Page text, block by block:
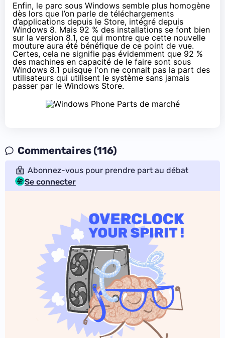
Enfin, le parc sous Windows semble plus homogène
dès lors que l’on parle de téléchargements
d’applications depuis le Store, intégré depuis
Windows 8. Mais 92 % des installations se font bien
sur la version 8.1, ce qui montre que cette nouvelle
mouture aura été bénéfique de ce point de vue.
Certes, cela ne signifie pas évidemment que 92 %
des machines en capacité de le faire sont sous
Windows 8.1 puisque l'on ne connait pas la part des
utilisateurs qui utilisent le système sans jamais
passer par le Windows Store.
Commentaires (116)
Abonnez-vous pour prendre part au débat
Se connecter